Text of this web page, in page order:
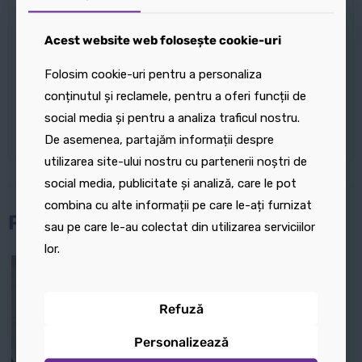
Alege suporturi de carte tipărite 3D pentru a-ți
decorativ inovator în biblioteca ta. Funcționale,
estetice și moderne, acestea sunt accesoriul perfect
pentru orice iubitor de lectură!
Produse similare
Acest website web folosește cookie-uri
Folosim cookie-uri pentru a personaliza
conținutul și reclamele, pentru a oferi funcții de
social media și pentru a analiza traficul nostru.
De asemenea, partajăm informații despre
utilizarea site-ului nostru cu partenerii noștri de
social media, publicitate și analiză, care le pot
combina cu alte informații pe care le-ați furnizat
sau pe care le-au colectat din utilizarea serviciilor
lor.
Refuză
Personalizează
Acest website web folosește cookie-uri
Folosim cookie-uri pentru a personaliza
conținutul și reclamele, pentru a oferi funcții de
social media și pentru a analiza traficul nostru.
De asemenea, partajăm informații despre
utilizarea site-ului nostru cu partenerii noștri de
social media, publicitate și analiză, care le pot
combina cu alte informații pe care le-ați furnizat
sau pe care le-au colectat din utilizarea serviciilor
lor.
Refuză
Personalizează